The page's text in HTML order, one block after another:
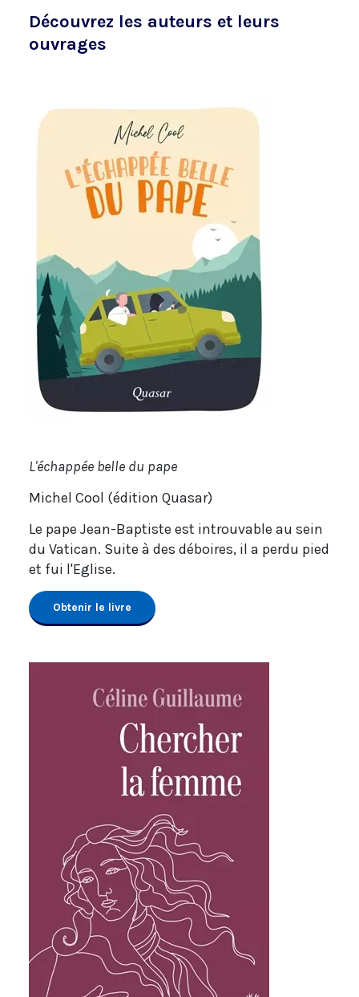
Découvrez les auteurs et leurs
ouvrages
L'échappée belle du pape
Michel Cool (édition Quasar)
Le pape Jean-Baptiste est introuvable au sein
du Vatican. Suite à des déboires, il a perdu pied
et fui l'Eglise.
Obtenir le livre